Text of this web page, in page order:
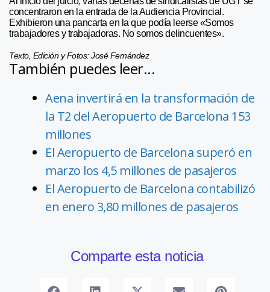
concentraron en la entrada de la Audiencia Provincial.
Exhibieron una pancarta en la que podía leerse «Somos
trabajadores y trabajadoras. No somos delincuentes».
Texto, Edición y Fotos: José Fernández
También puedes leer...
Aena invertirá en la transformación de
la T2 del Aeropuerto de Barcelona 153
millones
El Aeropuerto de Barcelona superó en
marzo los 4,5 millones de pasajeros
El Aeropuerto de Barcelona contabilizó
en enero 3,80 millones de pasajeros
Comparte esta noticia